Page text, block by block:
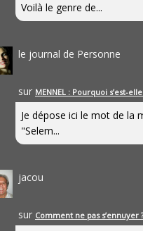
Voilà le genre de...
le journal de Personne
sur MENNEL : Pourquoi s’est-
Je dépose ici le mot de la
"Selem...
jacou
sur Comment ne pas s’ennuyer ?